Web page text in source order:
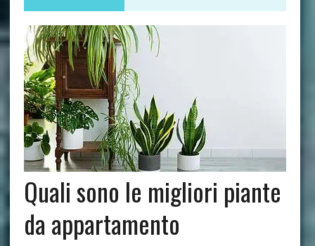
Quali sono le migliori piante
da appartamento